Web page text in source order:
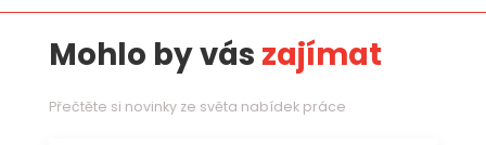
Mohlo by vás zajímat
Přečtěte si novinky ze světa nabídek práce